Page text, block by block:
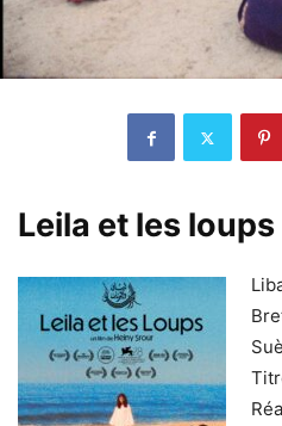
Leila et les loups